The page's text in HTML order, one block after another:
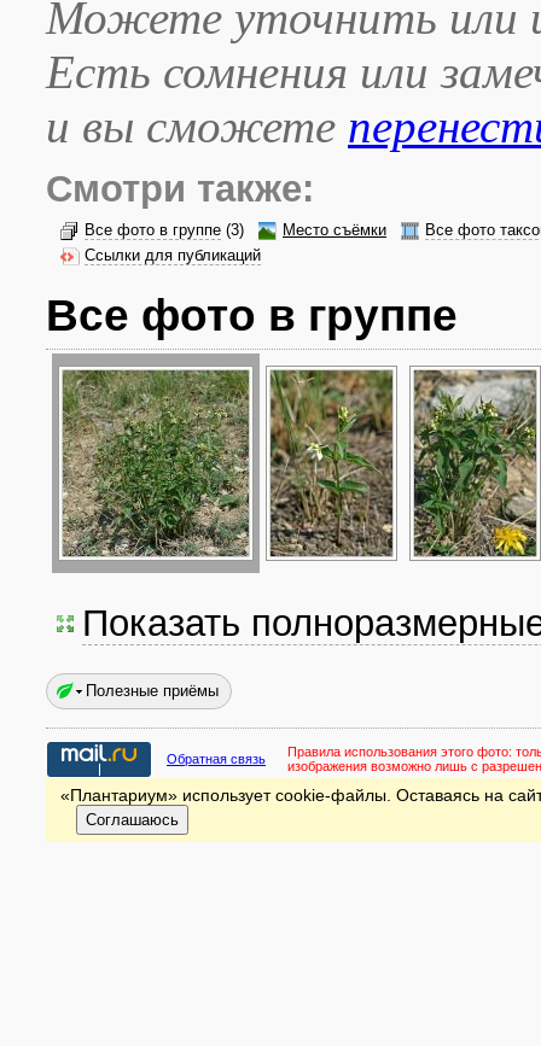
Можете уточнить или
Есть сомнения или
и вы сможете
Смотри также:
Все фото в группе (3) Место съёмки
Все фото
Ссылки для публикаций
Все фото в группе
Показать
Полезные приёмы
Обратная связь Правила использования этого фото:
изображения возможно лишь с
«Плантариум» использует cookie-файлы. Оставаясь на
Соглашаюсь